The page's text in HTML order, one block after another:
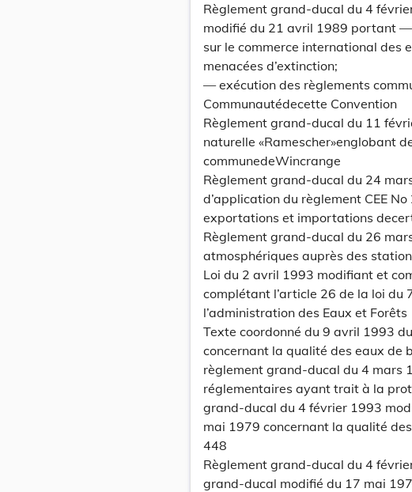
Règlement grand-ducal du 4
modifié du 21 avril 1989 portant
sur le commerce international des
menacées d’extinction;
— exécution des règlements
Communautédecette Convention
Règlement grand-ducal du 11
naturelle «Ramescher»englobant
communedeWincrange
Règlement grand-ducal du 24
d’application du règlement CEE
exportations et importations
Règlement grand-ducal du 26
atmosphériques auprès des
Loi du 2 avril 1993 modifiant et
complétant l’article 26 de la loi
l’administration des Eaux et Forêts
Texte coordonné du 9 avril 1993
concernant la qualité des eaux de
règlement grand-ducal du 4
réglementaires ayant trait à la
grand-ducal du 4 février 1993
mai 1979 concernant la qualité
448
Règlement grand-ducal du 4
grand-ducal modifié du 17 mai